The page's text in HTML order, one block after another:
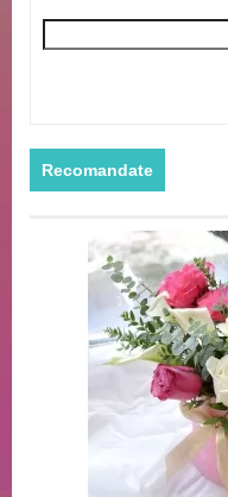
Recomandate